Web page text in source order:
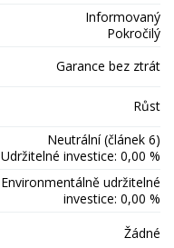
Informovaný
Pokročilý
Garance bez ztrát
Růst
Neutrální (článek 6)
Udržitelné investice: 0,00 %
Environmentálně udržitelné
investice: 0,00 %
Žádné